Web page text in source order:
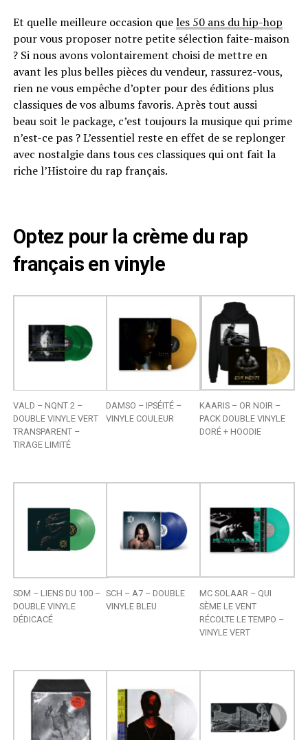
Et quelle meilleure occasion queles 50 ans du hip-hop
pour vous proposer notre petite sélection faite-maison
?Si nous avons volontairement choisi de mettre en
avant les plus belles pièces du vendeur, rassurez-vous,
rien ne vous empêche d’opter pour des éditions plus
classiques de vos albums favoris.Après tout aussi
beau soit le package, c’est toujours la musique qui prime
n’est-ce pas ? L’essentiel reste en effet de se replonger
avec nostalgie dans tous ces classiques qui ont fait la
riche l’Histoire du rap français.
Optez pour la crème du rap
français en vinyle
VALD – NQNT 2 –
DOUBLE VINYLE VERT
TRANSPARENT –
TIRAGE LIMITÉ
DAMSO – IPSÉITÉ –
VINYLE COULEUR
KAARIS – OR NOIR –
PACK DOUBLE VINYLE
DORÉ + HOODIE
SDM – LIENS DU 100 –
DOUBLE VINYLE
DÉDICACÉ
SCH – A7 – DOUBLE
VINYLE BLEU
MC SOLAAR – QUI
SÈME LE VENT
RÉCOLTE LE TEMPO –
VINYLE VERT